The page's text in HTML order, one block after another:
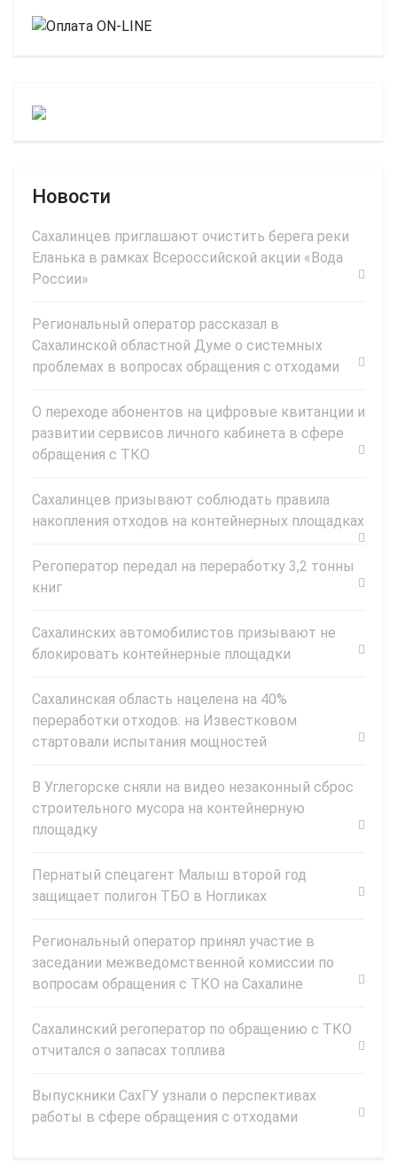
Новости
Сахалинцев приглашают очистить берега реки
Еланька в рамках Всероссийской акции «Вода
России»
Региональный оператор рассказал в
Сахалинской областной Думе о системных
проблемах в вопросах обращения с отходами
О переходе абонентов на цифровые квитанции и
развитии сервисов личного кабинета в сфере
обращения с ТКО
Сахалинцев призывают соблюдать правила
накопления отходов на контейнерных площадках
Регоператор передал на переработку 3,2 тонны
книг
Сахалинских автомобилистов призывают не
блокировать контейнерные площадки
Сахалинская область нацелена на 40%
переработки отходов: на Известковом
стартовали испытания мощностей
В Углегорске сняли на видео незаконный сброс
строительного мусора на контейнерную
площадку
Пернатый спецагент Малыш второй год
защищает полигон ТБО в Ногликах
Региональный оператор принял участие в
заседании межведомственной комиссии по
вопросам обращения с ТКО на Сахалине
Сахалинский регоператор по обращению с ТКО
отчитался о запасах топлива
Выпускники СахГУ узнали о перспективах
работы в сфере обращения с отходами